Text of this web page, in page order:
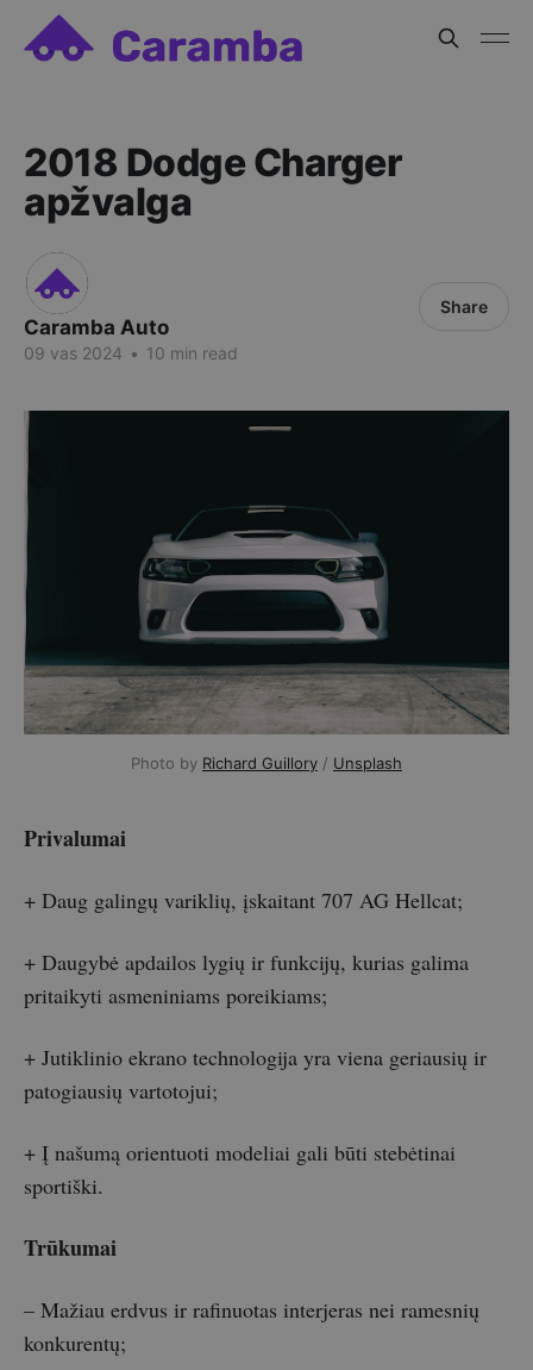
2018 Dodge Charger
apžvalga
Caramba Auto
09 vas 2024 • 10 min read
Share
Photo by Richard Guillory / Unsplash
Privalumai
+ Daug galingų variklių, įskaitant 707 AG Hellcat;
+ Daugybė apdailos lygių ir funkcijų, kurias galima
pritaikyti asmeniniams poreikiams;
+ Jutiklinio ekrano technologija yra viena geriausių ir
patogiausių vartotojui;
+ Į našumą orientuoti modeliai gali būti stebėtinai
sportiški.
Trūkumai
– Mažiau erdvus ir rafinuotas interjeras nei ramesnių
konkurentų;